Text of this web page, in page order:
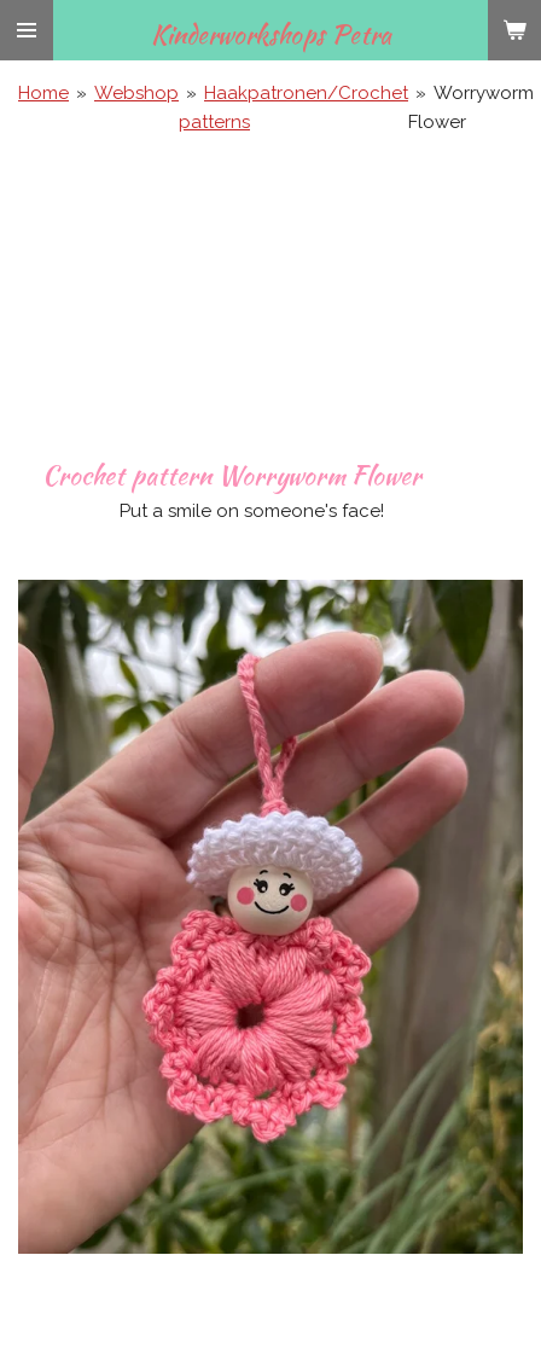
Ga
naar
Kinderworkshops Petra
Home » Webshop » Haakpatronen/Crochet
patterns
» Worryworm
Flower
Crochet pattern Worryworm Flower
Put a smile on someone's face!